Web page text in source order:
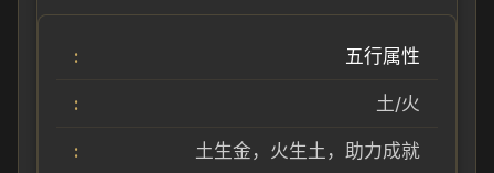
五行属性
土/火
土生金，火生土，助力成就